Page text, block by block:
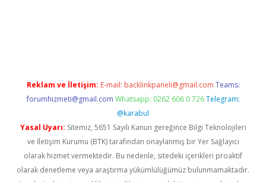
Reklam ve İletişim: E-mail: backlinkpaneli@gmail.com Teams:
forumhizmeti@gmail.com Whatsapp: 0262 606 0 726 Telegram:
@karabul
Yasal Uyarı: Sitemiz, 5651 Sayılı Kanun gereğince Bilgi Teknolojileri
ve İletişim Kurumu (BTK) tarafından onaylanmış bir Yer Sağlayıcı
olarak hizmet vermektedir. Bu nedenle, sitedeki içerikleri proaktif
olarak denetleme veya araştırma yükümlülüğümüz bulunmamaktadır.